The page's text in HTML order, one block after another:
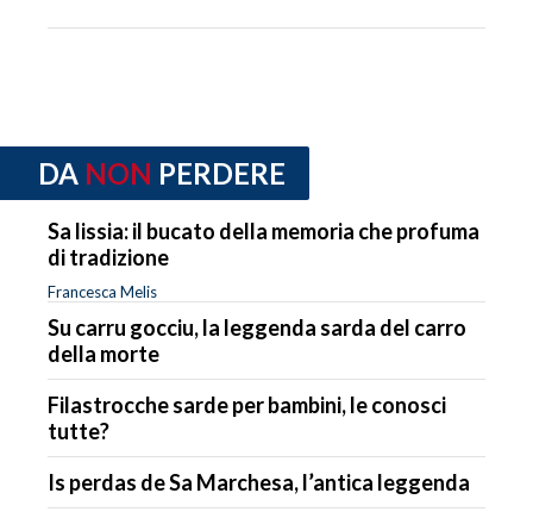
DA NON PERDERE
Sa lissia: il bucato della memoria che profuma
di tradizione
Francesca Melis
Su carru gocciu, la leggenda sarda del carro
della morte
Filastrocche sarde per bambini, le conosci
tutte?
Is perdas de Sa Marchesa, l’antica leggenda